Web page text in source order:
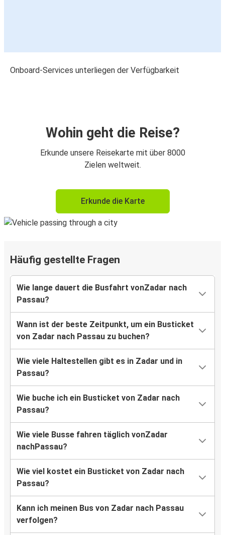
Onboard-Services unterliegen der Verfügbarkeit
Wohin geht die Reise?
Erkunde unsere Reisekarte mit über 8000
Zielen weltweit.
Erkunde die Karte
Häufig gestellte Fragen
Wie lange dauert die Busfahrt vonZadar nach
Passau?
Wann ist der beste Zeitpunkt, um ein Busticket
von Zadar nach Passau zu buchen?
Wie viele Haltestellen gibt es in Zadar und in
Passau?
Wie buche ich ein Busticket von Zadar nach
Passau?
Wie viele Busse fahren täglich vonZadar
nachPassau?
Wie viel kostet ein Busticket von Zadar nach
Passau?
Kann ich meinen Bus von Zadar nach Passau
verfolgen?